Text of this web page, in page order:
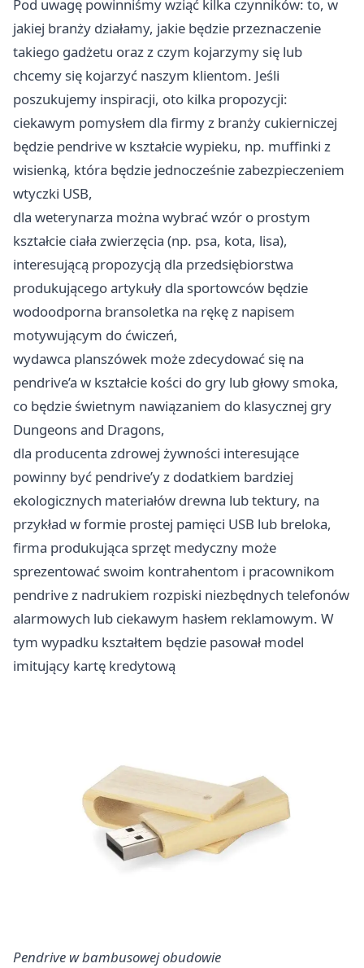
Pod uwagę powinniśmy wziąć kilka czynników: to, w
jakiej branży działamy, jakie będzie przeznaczenie
takiego gadżetu oraz z czym kojarzymy się lub
chcemy się kojarzyć naszym klientom. Jeśli
poszukujemy inspiracji, oto kilka propozycji:
ciekawym pomysłem dla firmy z branży cukierniczej
będzie pendrive w kształcie wypieku, np. muffinki z
wisienką, która będzie jednocześnie zabezpieczeniem
wtyczki USB,
dla weterynarza można wybrać wzór o prostym
kształcie ciała zwierzęcia (np. psa, kota, lisa),
interesującą propozycją dla przedsiębiorstwa
produkującego artykuły dla sportowców będzie
wodoodporna bransoletka na rękę z napisem
motywującym do ćwiczeń,
wydawca planszówek może zdecydować się na
pendrive’a w kształcie kości do gry lub głowy smoka,
co będzie świetnym nawiązaniem do klasycznej gry
Dungeons and Dragons,
dla producenta zdrowej żywności interesujące
powinny być pendrive’y z dodatkiem bardziej
ekologicznych materiałów drewna lub tektury, na
przykład w formie prostej pamięci USB lub breloka,
firma produkująca sprzęt medyczny może
sprezentować swoim kontrahentom i pracownikom
pendrive z nadrukiem rozpiski niezbędnych telefonów
alarmowych lub ciekawym hasłem reklamowym. W
tym wypadku kształtem będzie pasował model
imitujący kartę kredytową
Pendrive w bambusowej obudowie